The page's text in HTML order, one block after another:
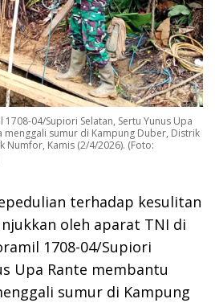
1708-04/Supiori Selatan, Sertu Yunus Upa
menggali sumur di Kampung Duber, Distrik
Numfor, Kamis (2/4/2026). (Foto:
terhadap kesulitan
oleh aparat TNI di
1708-04/Supiori
Upa Rante membantu
sumur di Kampung